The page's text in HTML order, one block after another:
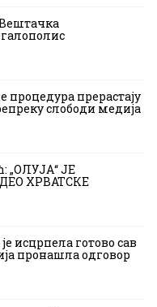
прерастају
слободи медија
ЈЕ
ХРВАТСКЕ
исцрпела готово сав
пронашла одговор